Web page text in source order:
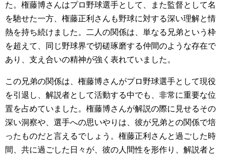
た。権藤博さんはプロ野球選手として、また監督として名
を馳せた一方、権藤正利さんも野球に対する深い理解と情
熱を持ち続けました。二人の関係は、単なる兄弟という枠
を超えて、同じ野球界で切磋琢磨する仲間のような存在で
あり、支え合いの精神が強く表れていました。
この兄弟の関係は、権藤博さんがプロ野球選手として現役
を引退し、解説者として活動する中でも、非常に重要な位
置を占めていました。権藤博さんが解説の際に見せるその
深い洞察や、選手への思いやりは、彼が兄弟との関係で培
ったものだと言えるでしょう。権藤正利さんと過ごした時
間、共に過ごした日々が、彼の人間性を形作り、解説者と